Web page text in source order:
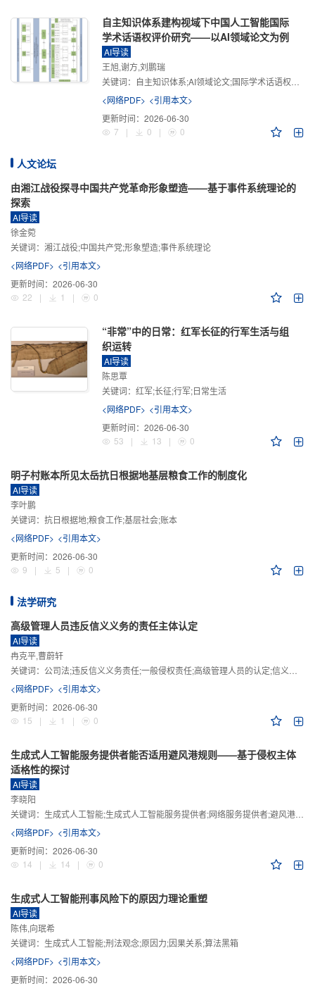
自主知识体系建构视域下中国人工智能国际
学术话语权评价研究——以AI领域论文为例
AI导读
王旭,谢方,刘鹏瑞
关键词： 自主知识体系;AI领域论文;国际学术话语权评价;学术影响力;学术感知力;学术传播力;学术引领力
<网络PDF> <引用本文>
更新时间： 2026-06-30
7
| 0 | 0
人文论坛
由湘江战役探寻中国共产党革命形象塑造——基于事件系统理论的
探索
AI导读
徐金菀
关键词： 湘江战役;中国共产党;形象塑造;事件系统理论
<网络PDF> <引用本文>
更新时间： 2026-06-30
22
| 1 | 0
“非常”中的日常：红军长征的行军生活与组
织运转
AI导读
陈思覃
关键词： 红军;长征;行军;日常生活
<网络PDF> <引用本文>
更新时间： 2026-06-30
53
| 13 | 0
明子村账本所见太岳抗日根据地基层粮食工作的制度化
AI导读
李叶鹏
关键词： 抗日根据地;粮食工作;基层社会;账本
<网络PDF> <引用本文>
更新时间： 2026-06-30
9
| 5 | 0
法学研究
高级管理人员违反信义义务的责任主体认定
AI导读
冉克平,曹蔚轩
关键词： 公司法;违反信义义务责任;一般侵权责任;高级管理人员的认定;信义义务
<网络PDF> <引用本文>
更新时间： 2026-06-30
15
| 1 | 0
生成式人工智能服务提供者能否适用避风港规则——基于侵权主体
适格性的探讨
AI导读
李晓阳
关键词： 生成式人工智能;生成式人工智能服务提供者;网络服务提供者;避风港规则;版权责任
<网络PDF> <引用本文>
更新时间： 2026-06-30
14
| 14 | 0
生成式人工智能刑事风险下的原因力理论重塑
AI导读
陈伟,向珉希
关键词： 生成式人工智能;刑法观念;原因力;因果关系;算法黑箱
<网络PDF> <引用本文>
更新时间： 2026-06-30